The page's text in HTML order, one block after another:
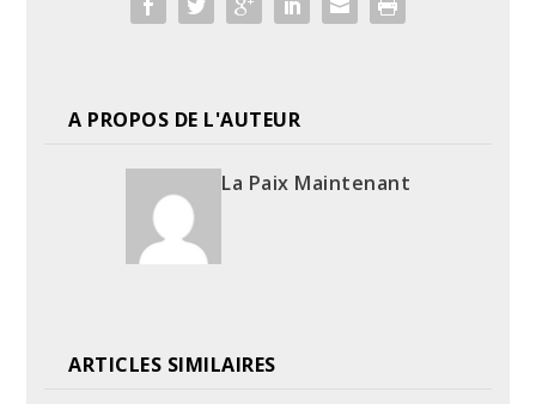
A PROPOS DE L'AUTEUR
La Paix Maintenant
ARTICLES SIMILAIRES